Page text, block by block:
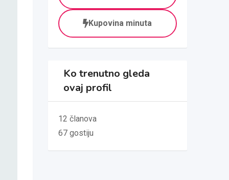
Kupovina minuta
Ko trenutno gleda
ovaj profil
12 članova
67 gostiju